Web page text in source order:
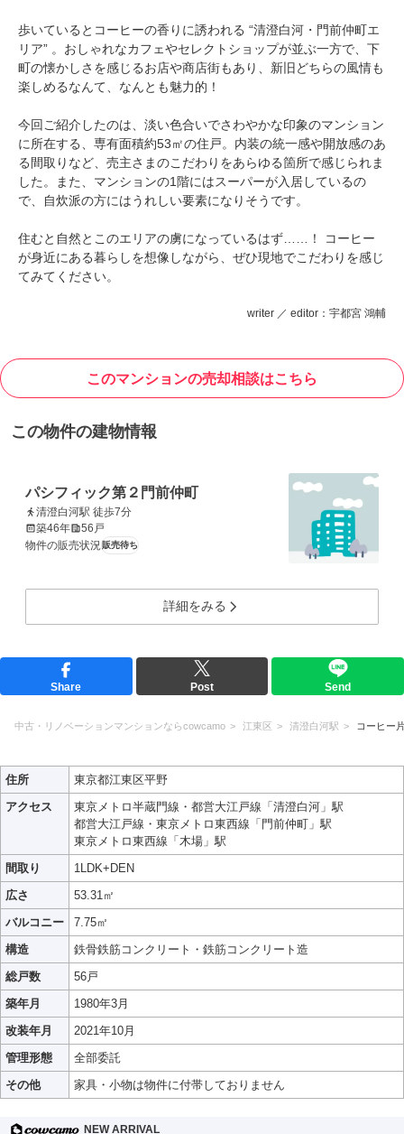
歩いているとコーヒーの香りに誘われる “清澄白河・門前仲町エ
リア” 。おしゃれなカフェやセレクトショップが並ぶ一方で、下
町の懐かしさを感じるお店や商店街もあり、新旧どちらの風情も
楽しめるなんて、なんとも魅力的！
今回ご紹介したのは、淡い色合いでさわやかな印象のマンション
に所在する、専有面積約53㎡の住戸。内装の統一感や開放感のあ
る間取りなど、売主さまのこだわりをあらゆる箇所で感じられま
した。また、マンションの1階にはスーパーが入居しているの
で、自炊派の方にはうれしい要素になりそうです。
住むと自然とこのエリアの虜になっているはず……！ コーヒー
が身近にある暮らしを想像しながら、ぜひ現地でこだわりを感じ
てみてください。
writer ／ editor：宇都宮 鴻輔
このマンションの売却相談はこちら
この物件の建物情報
パシフィック第２門前仲町
清澄白河駅 徒歩7分
築46年
56戸
物件の販売状況 販売待ち
詳細をみる
Share Post Send
中古・リノベーションマンションならcowcamo 江東区 清澄白河駅 コーヒー
住所
東京都江東区平野
アクセス
東京メトロ半蔵門線・都営大江戸線「清澄白河」駅
都営大江戸線・東京メトロ東西線「門前仲町」駅
東京メトロ東西線「木場」駅
間取り
1LDK+DEN
広さ
53.31㎡
バルコニー
7.75㎡
構造
鉄骨鉄筋コンクリート・鉄筋コンクリート造
総戸数
56戸
築年月
1980年3月
改装年月
2021年10月
管理形態
全部委託
その他
家具・小物は物件に付帯しておりません
NEW ARRIVAL